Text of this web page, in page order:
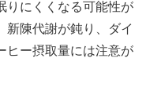
りにくくなる可能性が
新陳代謝が鈍り、ダイ
ヒー摂取量には注意が